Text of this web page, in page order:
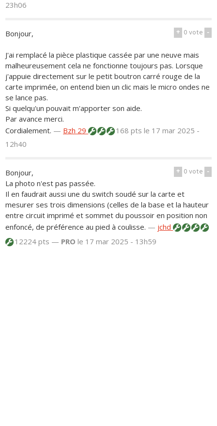
23h06
+ 0vote -
Bonjour,
J'ai remplacé la pièce plastique cassée par une neuve mais
malheureusement cela ne fonctionne toujours pas. Lorsque
j'appuie directement sur le petit boutron carré rouge de la
carte imprimée, on entend bien un clic mais le micro ondes ne
se lance pas.
Si quelqu'un pouvait m'apporter son aide.
Par avance merci.
Cordialement. — Bzh 29 168 ptsle 17 mar 2025 -
12h40
+ 0vote -
Bonjour,
La photo n'est pas passée.
Il en faudrait aussi une du switch soudé sur la carte et
mesurer ses trois dimensions (celles de la base et la hauteur
entre circuit imprimé et sommet du poussoir en position non
enfoncé, de préférence au pied à coulisse. — jchd
12224 pts — PRO le 17 mar 2025 - 13h59